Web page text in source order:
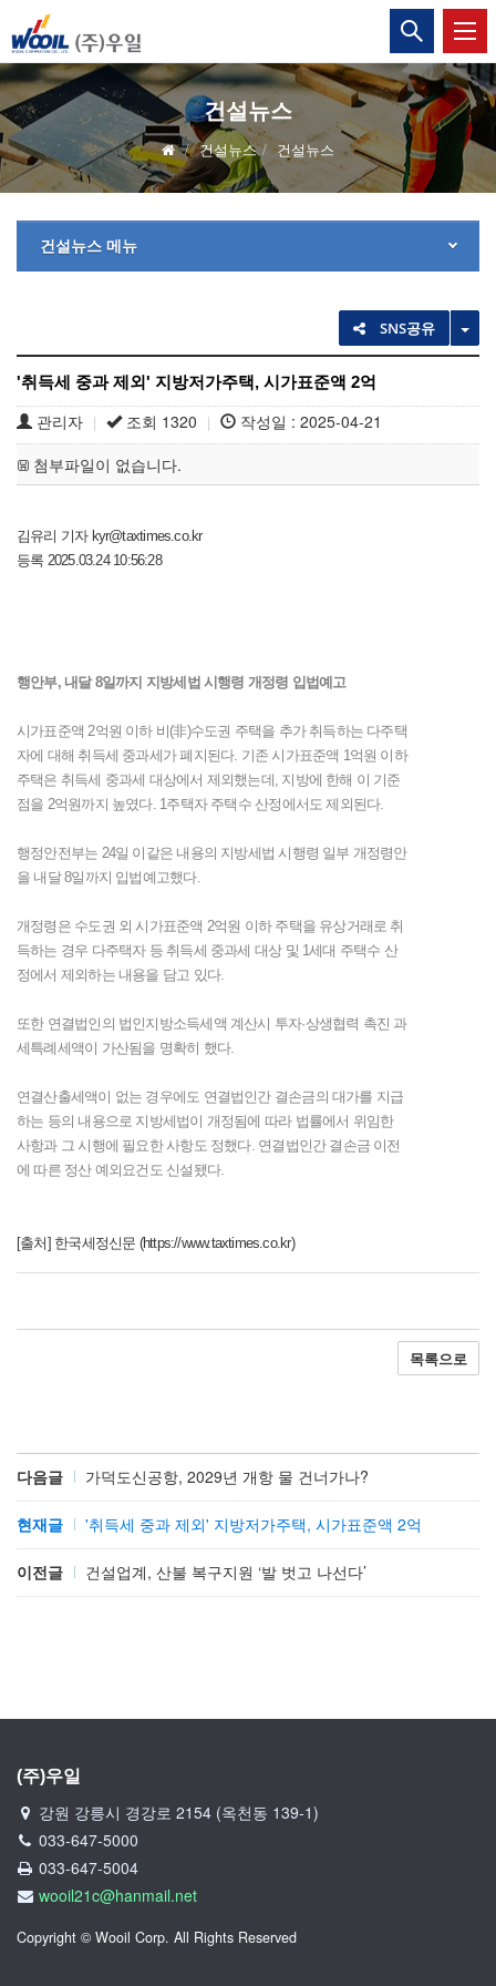
(주)
우
일
통
합
검
색
열
기
건설뉴스
건설뉴스 건설뉴스
건설뉴스 메뉴
SNS공유
'취득세 중과 제외' 지방저가주택, 시가표준액 2억
관리자 | 조회 1320 |
작성일 : 2025-04-21
첨부파일이 없습니다.
김유리 기자 kyr@taxtimes.co.kr
등록 2025.03.24 10:56:28
행안부, 내달 8일까지 지방세법 시행령 개정령 입법예고
시가표준액 2억원 이하 비(非)수도권 주택을 추가 취득하는 다주택
자에 대해 취득세 중과세가 폐지된다. 기존 시가표준액 1억원 이하
주택은 취득세 중과세 대상에서 제외했는데, 지방에 한해 이 기준
점을 2억원까지 높였다. 1주택자 주택수 산정에서도 제외된다.
행정안전부는 24일 이같은 내용의 지방세법 시행령 일부 개정령안
을 내달 8일까지 입법예고했다.
개정령은 수도권 외 시가표준액 2억원 이하 주택을 유상거래로 취
득하는 경우 다주택자 등 취득세 중과세 대상 및 1세대 주택수 산
정에서 제외하는 내용을 담고 있다.
또한 연결법인의 법인지방소득세액 계산시 투자·상생협력 촉진 과
세특례세액이 가산됨을 명확히 했다.
연결산출세액이 없는 경우에도 연결법인간 결손금의 대가를 지급
하는 등의 내용으로 지방세법이 개정됨에 따라 법률에서 위임한
사항과 그 시행에 필요한 사항도 정했다. 연결법인간 결손금 이전
에 따른 정산 예외요건도 신설됐다.
[출처] 한국세정신문 (https://www.taxtimes.co.kr)
목록으로
다음글 가덕도신공항, 2029년 개항 물 건너가나?
현재글 '취득세 중과 제외' 지방저가주택, 시가표준액 2억
이전글 건설업계, 산불 복구지원 ‘발 벗고 나선다’
(주)우일
강원 강릉시 경강로 2154 (옥천동 139-1)
033-647-5000
033-647-5004
wooil21c@hanmail.net
Copyright © Wooil Corp. All Rights Reserved